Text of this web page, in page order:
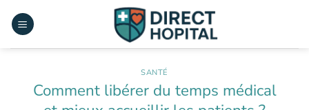
au
SANTÉ
Comment libérer du temps médical